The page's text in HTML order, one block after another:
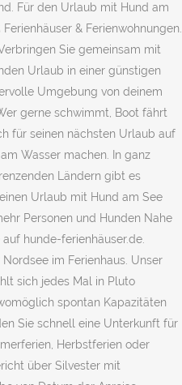
Für den Urlaub mit Hund am
& Ferienwohnungen.
Sie gemeinsam mit
Urlaub in einer günstigen
Umgebung von deinem
gerne schwimmt, Boot fährt
für seinen nächsten Urlaub auf
Wasser machen. In ganz
Ländern gibt es
Urlaub mit Hund am See
Personen und Hunden Nahe
hunde-ferienhäuser.de.
im Ferienhaus. Unser
sich jedes Mal in Pluto
spontan Kapazitäten
Sie schnell eine Unterkunft für
Herbstferien oder
über Silvester mit